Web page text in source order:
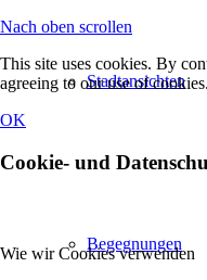
Stadtansichten
Begegnungen
Nach oben scrollen
This site uses cookies. By
agreeing to our use of cookies.
OK
Cookie- und
Wie wir Cookies verwenden